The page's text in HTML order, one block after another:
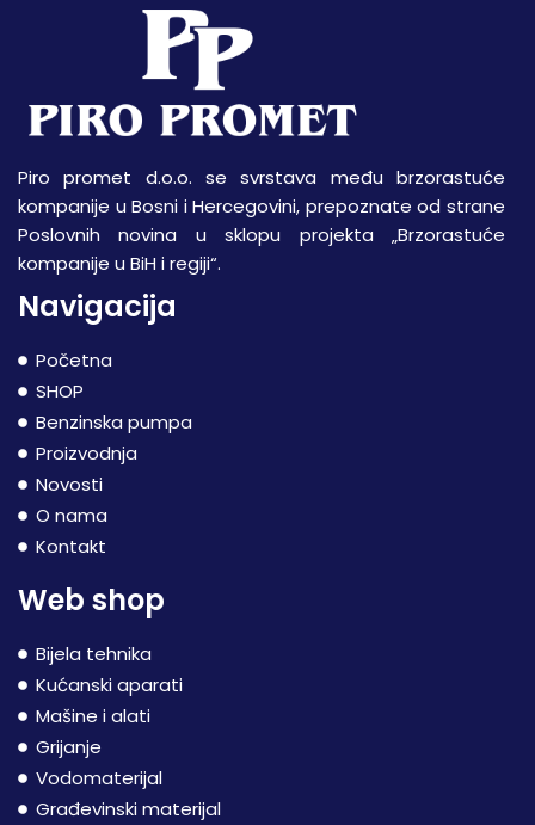
Piro promet d.o.o. se svrstava među brzorastuće
kompanije u Bosni i Hercegovini, prepoznate od strane
Poslovnih novina u sklopu projekta „Brzorastuće
kompanije u BiH i regiji“.
Navigacija
Početna
SHOP
Benzinska pumpa
Proizvodnja
Novosti
O nama
Kontakt
Web shop
Bijela tehnika
Kućanski aparati
Mašine i alati
Grijanje
Vodomaterijal
Građevinski materijal